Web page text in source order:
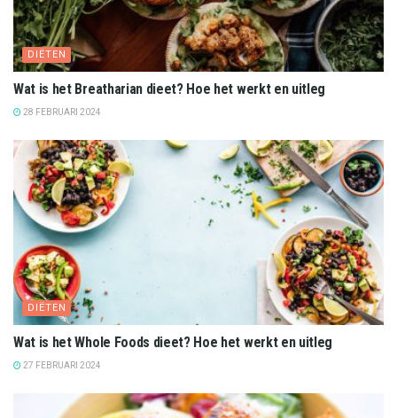
DIËTEN
Wat is het Breatharian dieet? Hoe het werkt en uitleg
28 FEBRUARI 2024
DIËTEN
Wat is het Whole Foods dieet? Hoe het werkt en uitleg
27 FEBRUARI 2024